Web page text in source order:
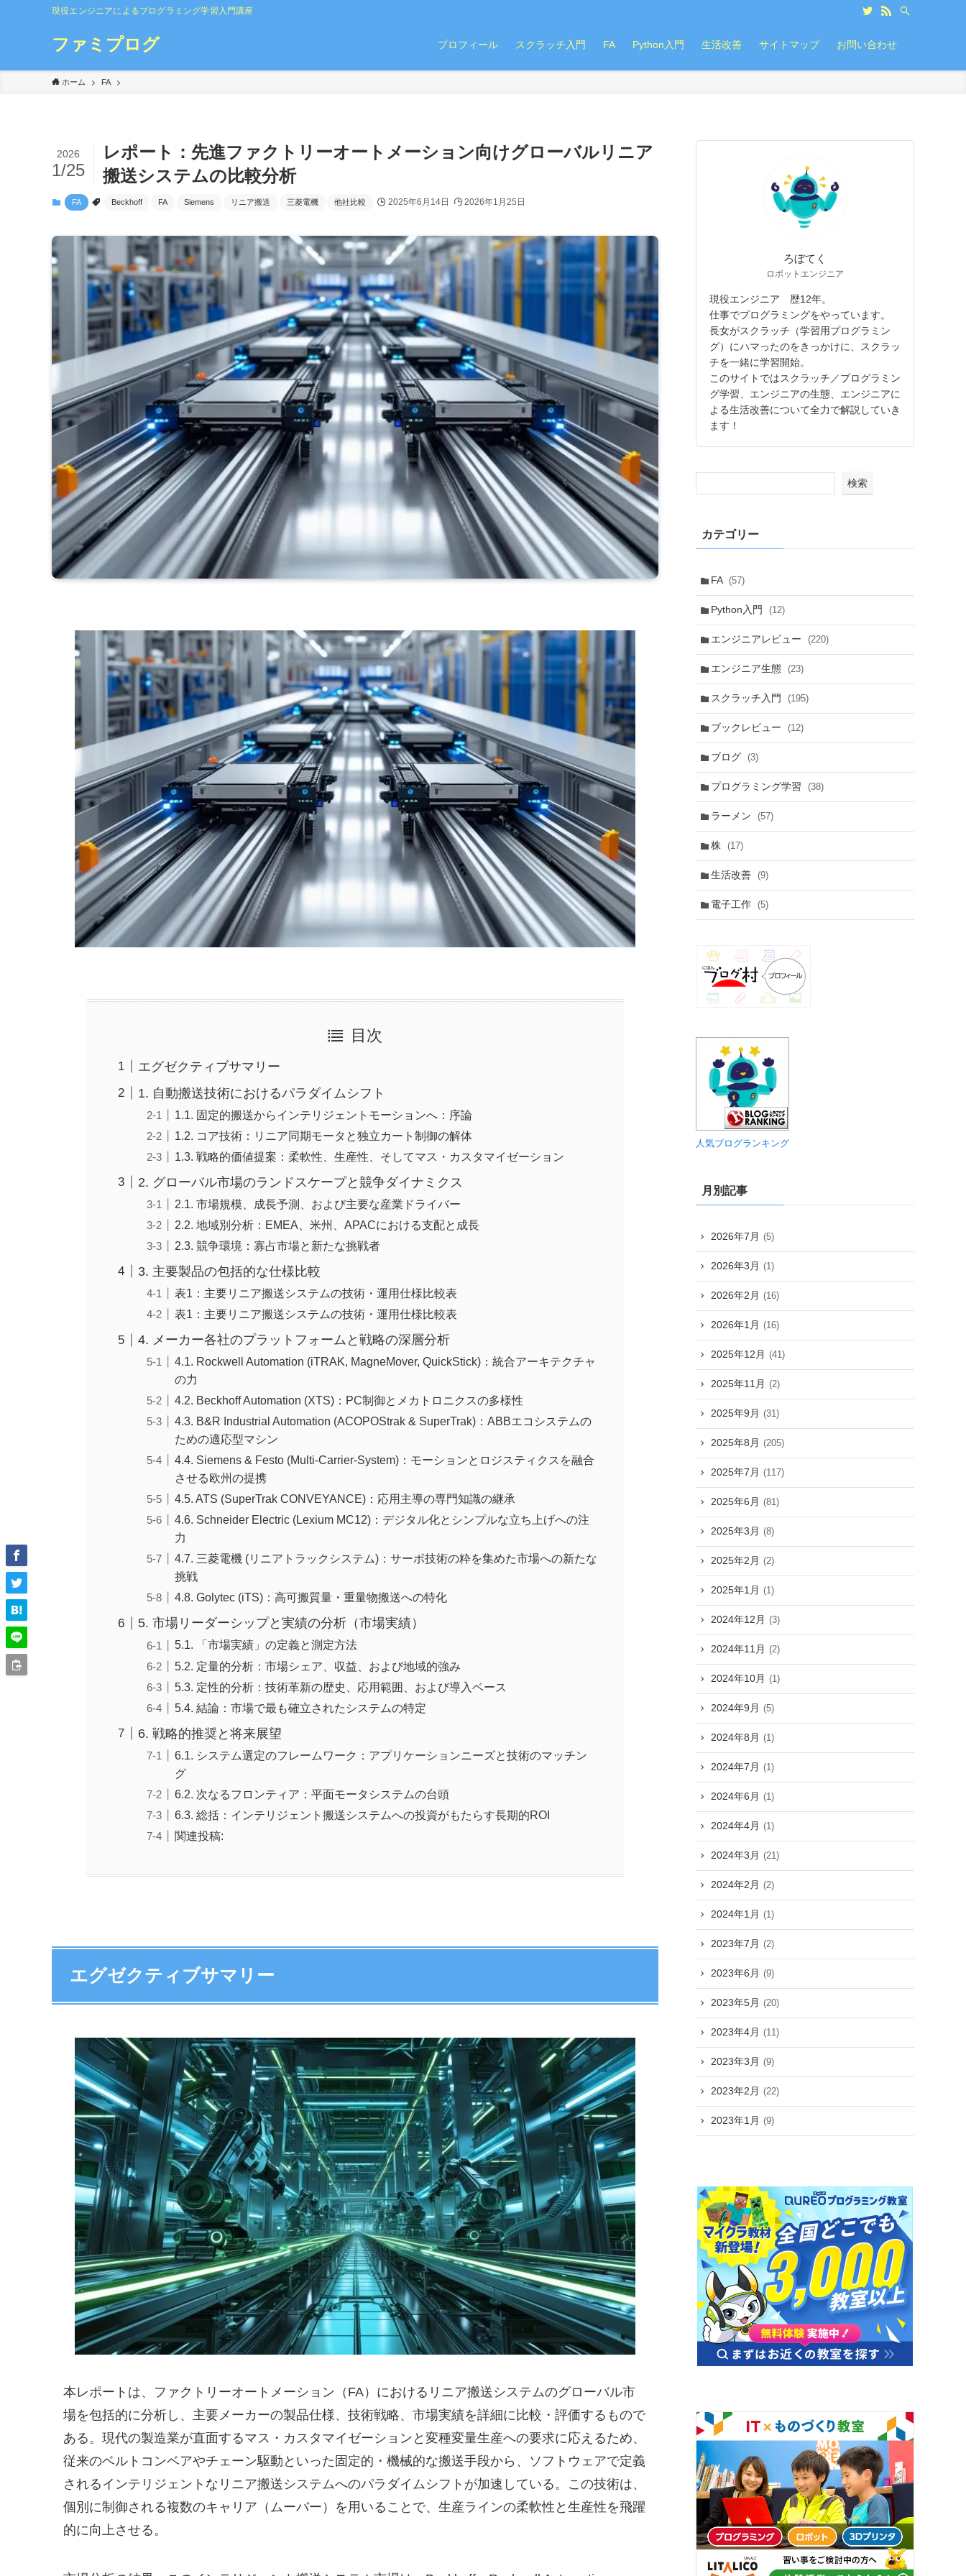
現役エンジニアによるプログラミング学習入門講座
ファミプログ プロフィール スクラッチ入門 FA Python入門 生活改善 サイトマップ お問い合わせ
ホーム FA
レポート：先進ファクトリーオートメーション向けグローバルリニア
搬送システムの比較分析
2026
1/25
FA Beckhoff FA Siemens リニア搬送 三菱電機 他社比較 2025年6月14日 2026年1月25日
目次
エグゼクティブサマリー
1. 自動搬送技術におけるパラダイムシフト
1.1. 固定的搬送からインテリジェントモーションへ：序論
1.2. コア技術：リニア同期モータと独立カート制御の解体
1.3. 戦略的価値提案：柔軟性、生産性、そしてマス・カスタマイゼーション
2. グローバル市場のランドスケープと競争ダイナミクス
2.1. 市場規模、成長予測、および主要な産業ドライバー
2.2. 地域別分析：EMEA、米州、APACにおける支配と成長
2.3. 競争環境：寡占市場と新たな挑戦者
3. 主要製品の包括的な仕様比較
表1：主要リニア搬送システムの技術・運用仕様比較表
表1：主要リニア搬送システムの技術・運用仕様比較表
4. メーカー各社のプラットフォームと戦略の深層分析
4.1. Rockwell Automation (iTRAK, MagneMover, QuickStick)：統合アーキテクチャ
の力
4.2. Beckhoff Automation (XTS)：PC制御とメカトロニクスの多様性
4.3. B&R Industrial Automation (ACOPOStrak & SuperTrak)：ABBエコシステムの
ための適応型マシン
4.4. Siemens & Festo (Multi-Carrier-System)：モーションとロジスティクスを融合
させる欧州の提携
4.5. ATS (SuperTrak CONVEYANCE)：応用主導の専門知識の継承
4.6. Schneider Electric (Lexium MC12)：デジタル化とシンプルな立ち上げへの注
力
4.7. 三菱電機 (リニアトラックシステム)：サーボ技術の粋を集めた市場への新たな
挑戦
4.8. Golytec (iTS)：高可搬質量・重量物搬送への特化
5. 市場リーダーシップと実績の分析（市場実績）
5.1. 「市場実績」の定義と測定方法
5.2. 定量的分析：市場シェア、収益、および地域的強み
5.3. 定性的分析：技術革新の歴史、応用範囲、および導入ベース
5.4. 結論：市場で最も確立されたシステムの特定
6. 戦略的推奨と将来展望
6.1. システム選定のフレームワーク：アプリケーションニーズと技術のマッチン
グ
6.2. 次なるフロンティア：平面モータシステムの台頭
6.3. 総括：インテリジェント搬送システムへの投資がもたらす長期的ROI
関連投稿:
エグゼクティブサマリー
本レポートは、ファクトリーオートメーション（FA）におけるリニア搬送システムのグローバル市
場を包括的に分析し、主要メーカーの製品仕様、技術戦略、市場実績を詳細に比較・評価するもので
ある。現代の製造業が直面するマス・カスタマイゼーションと変種変量生産への要求に応えるため、
従来のベルトコンベアやチェーン駆動といった固定的・機械的な搬送手段から、ソフトウェアで定義
されるインテリジェントなリニア搬送システムへのパラダイムシフトが加速している。この技術は、
個別に制御される複数のキャリア（ムーバー）を用いることで、生産ラインの柔軟性と生産性を飛躍
的に向上させる。
ろぼてく
ロボットエンジニア
現役エンジニア 歴12年。
仕事でプログラミングをやっています。
長女がスクラッチ（学習用プログラミン
グ）にハマったのをきっかけに、スクラッ
チを一緒に学習開始。
このサイトではスクラッチ／プログラミン
グ学習、エンジニアの生態、エンジニアに
よる生活改善について全力で解説していき
ます！
検索
カテゴリー
FA (57)
Python入門 (12)
エンジニアレビュー (220)
エンジニア生態 (23)
スクラッチ入門 (195)
ブックレビュー (12)
ブログ (3)
プログラミング学習 (38)
ラーメン (57)
株 (17)
生活改善 (9)
電子工作 (5)
人気ブログランキング
月別記事
2026年7月 (5)
2026年3月 (1)
2026年2月 (16)
2026年1月 (16)
2025年12月 (41)
2025年11月 (2)
2025年9月 (31)
2025年8月 (205)
2025年7月 (117)
2025年6月 (81)
2025年3月 (8)
2025年2月 (2)
2025年1月 (1)
2024年12月 (3)
2024年11月 (2)
2024年10月 (1)
2024年9月 (5)
2024年8月 (1)
2024年7月 (1)
2024年6月 (1)
2024年4月 (1)
2024年3月 (21)
2024年2月 (2)
2024年1月 (1)
2023年7月 (2)
2023年6月 (9)
2023年5月 (20)
2023年4月 (11)
2023年3月 (9)
2023年2月 (22)
2023年1月 (9)